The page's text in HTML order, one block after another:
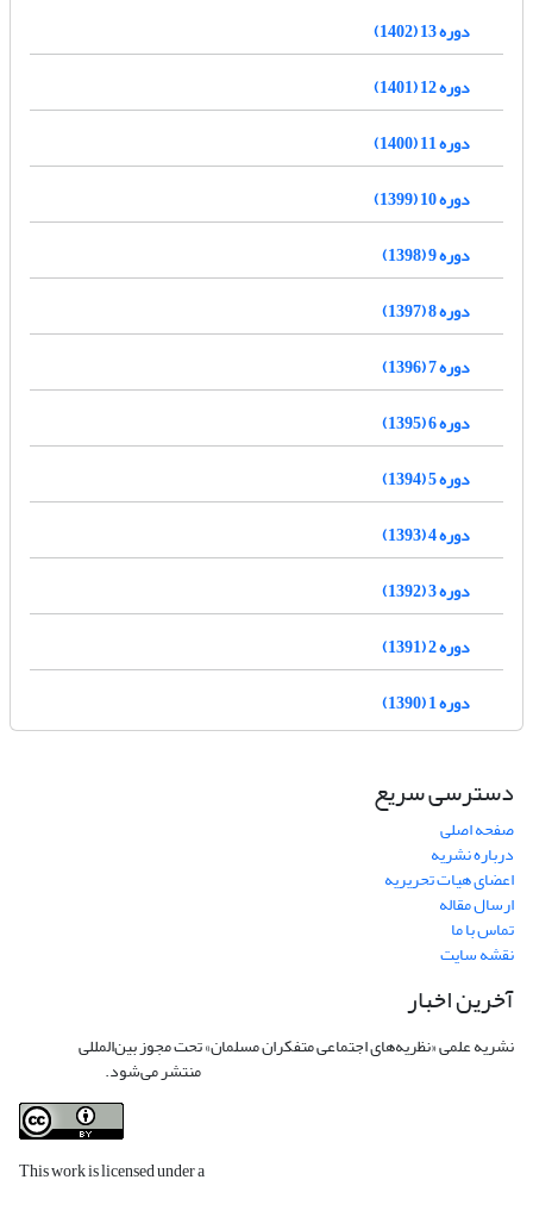
دوره 13 (1402)
دوره 12 (1401)
دوره 11 (1400)
دوره 10 (1399)
دوره 9 (1398)
دوره 8 (1397)
دوره 7 (1396)
دوره 6 (1395)
دوره 5 (1394)
دوره 4 (1393)
دوره 3 (1392)
دوره 2 (1391)
دوره 1 (1390)
دسترسی سریع
صفحه اصلی
درباره نشریه
اعضای هیات تحریریه
ارسال مقاله
تماس با ما
نقشه سایت
آخرین اخبار
نشریه علمی «نظریه‌های اجتماعی متفکران مسلمان» تحت مجوز بین‌المللی
منتشر می‌شود.
This work is licensed under a